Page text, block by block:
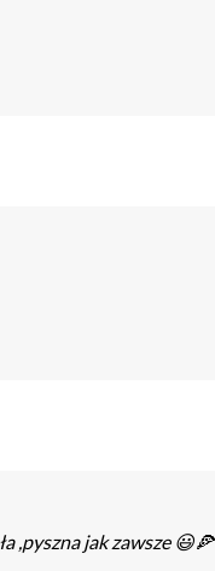
,pyszna jak zawsze 😃🍕